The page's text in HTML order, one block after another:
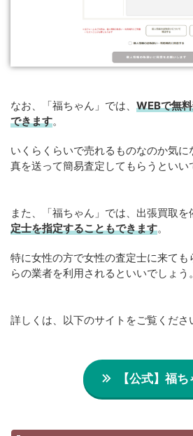
なお、「福ちゃん」では、 WEBで無料
できます。
いくらくらいで売れるものなのか気
真を送って簡易査定してもらうといい
また、「福ちゃん」では、出張買取を
定士を指定することもできます。
特に女性の方で女性の査定士に来ても
らの業者を利用されるといいでしょう。
詳しくは、以下のサイトをご覧くださ
【公式】福